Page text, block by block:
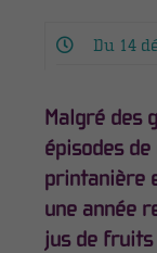
Du 14
Malgré des
épisodes
printanière
une année
jus de